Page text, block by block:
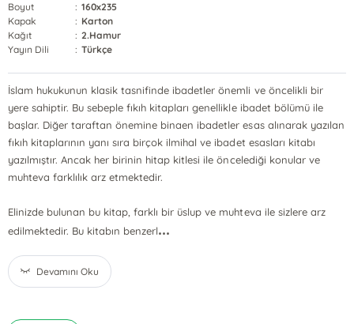
Boyut
: 160x235
Kapak
: Karton
Kağıt
: 2.Hamur
Yayın Dili
: Türkçe
İslam hukukunun klasik tasnifinde ibadetler önemli ve öncelikli bir
yere sahiptir. Bu sebeple fıkıh kitapları genellikle ibadet bölümü ile
başlar. Diğer taraftan önemine binaen ibadetler esas alınarak yazılan
fıkıh kitaplarının yanı sıra birçok ilmihal ve ibadet esasları kitabı
yazılmıştır. Ancak her birinin hitap kitlesi ile öncelediği konular ve
muhteva farklılık arz etmektedir.
Elinizde bulunan bu kitap, farklı bir üslup ve muhteva ile sizlere arz
edilmektedir. Bu kitabın benzerl...
Devamını Oku